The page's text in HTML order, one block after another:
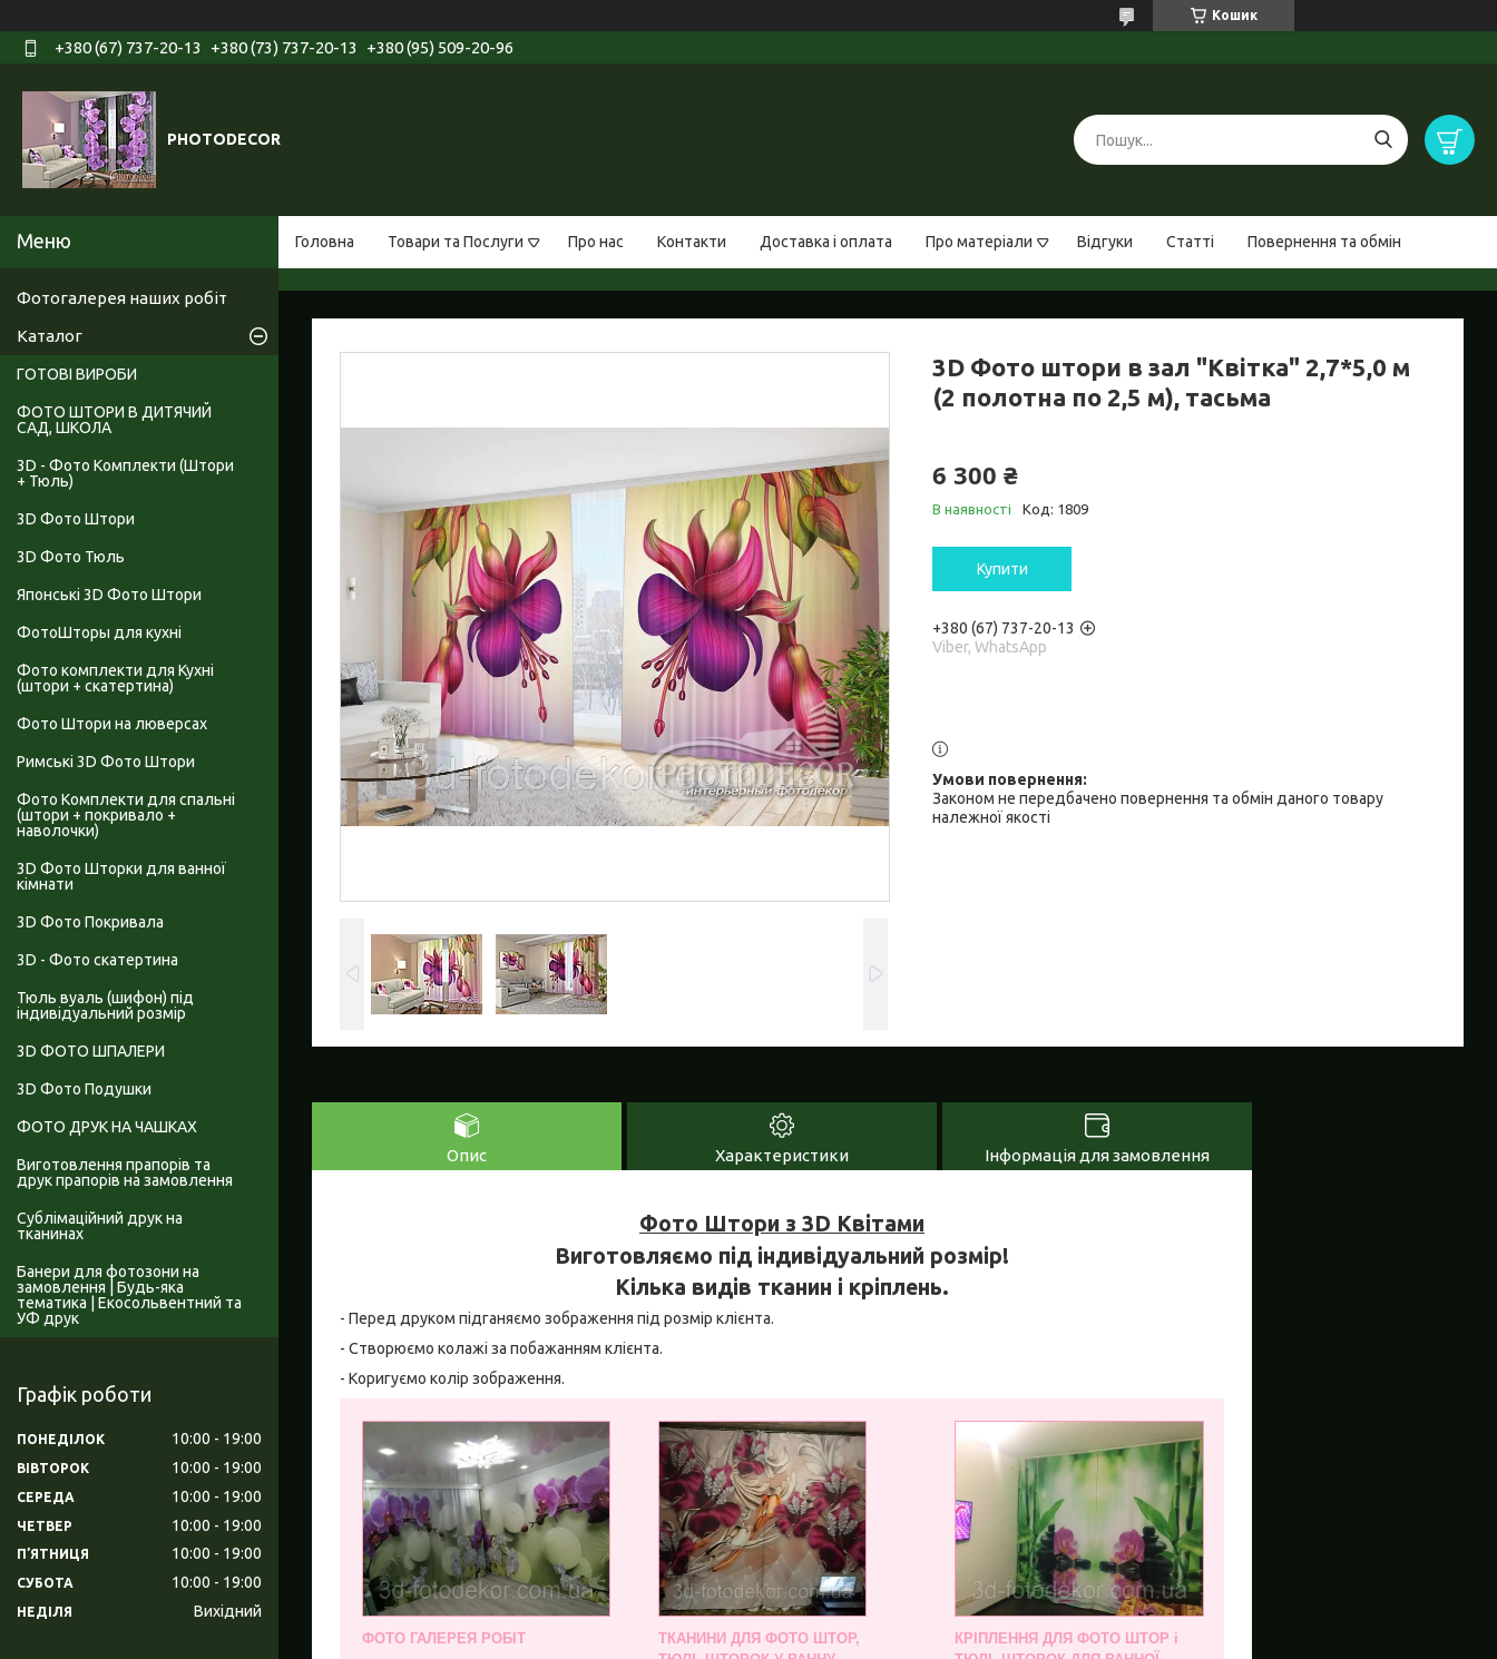
Кошик
+380 (67) 737-20-13 +380 (73) 737-20-13 +380 (95) 509-20-96
PHOTODECOR
Головна Товари та Послуги Про нас Контакти Доставка і оплата Про матеріали Відгуки Статті Повернення та обмін
3D Фото штори в зал "Квітка" 2,7*5,0 м
(2 полотна по 2,5 м), тасьма
6 300 ₴
В наявності Код: 1809
Купити
+380 (67) 737-20-13
Viber, WhatsApp
Законом не передбачено повернення та обмін даного товару
належної якості
Опис Характеристики Інформація для замовлення
Фото Штори з 3D Квітами
Виготовляємо під індивідуальний розмір!
Кілька видів тканин і кріплень.
- Перед друком підганяємо зображення під розмір клієнта.
- Створюємо колажі за побажанням клієнта.
- Коригуємо колір зображення.
ФОТО ГАЛЕРЕЯ РОБІТ
ТКАНИНИ ДЛЯ ФОТО ШТОР,
КРІПЛЕННЯ ДЛЯ ФОТО ШТОР і
Фотогалерея наших робіт
Каталог
ГОТОВІ ВИРОБИ
ФОТО ШТОРИ В ДИТЯЧИЙ
САД, ШКОЛА
3D - Фото Комплекти (Штори
+ Тюль)
3D Фото Штори
3D Фото Тюль
Японські 3D Фото Штори
ФотоШторы для кухні
Фото комплекти для Кухні
(штори + скатертина)
Фото Штори на люверсах
Римські 3D Фото Штори
Фото Комплекти для спальні
(штори + покривало +
наволочки)
3D Фото Шторки для ванної
кімнати
3D Фото Покривала
3D - Фото скатертина
Тюль вуаль (шифон) під
індивідуальний розмір
3D ФОТО ШПАЛЕРИ
3D Фото Подушки
ФОТО ДРУК НА ЧАШКАХ
Виготовлення прапорів та
друк прапорів на замовлення
Сублімаційний друк на
тканинах
Банери для фотозони на
замовлення | Будь-яка
тематика | Екосольвентний та
УФ друк
Графік роботи
ПОНЕДІЛОК 10:00 19:00
ВІВТОРОК 10:00 19:00
СЕРЕДА 10:00 19:00
ЧЕТВЕР 10:00 19:00
ПʼЯТНИЦЯ 10:00 19:00
СУБОТА 10:00 19:00
НЕДІЛЯ Вихідний